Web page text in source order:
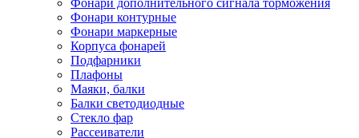
Фонари дополнительного сигнала торможения
Фонари контурные
Фонари маркерные
Корпуса фонарей
Подфарники
Плафоны
Маяки, балки
Балки светодиодные
Стекло фар
Рассеиватели